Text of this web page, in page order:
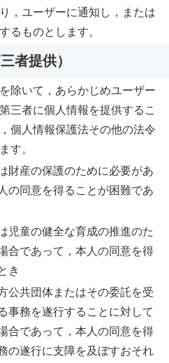
，ユーザーに通知し，または
るものとします。
者提供）
除いて，あらかじめユーザー
三者に個人情報を提供するこ
個人情報保護法その他の法令
す。
財産の保護のために必要があ
の同意を得ることが困難であ
児童の健全な育成の推進のた
合であって，本人の同意を得
き
公共団体またはその委託を受
事務を遂行することに対して
合であって，本人の同意を得
の遂行に支障を及ぼすおそれ